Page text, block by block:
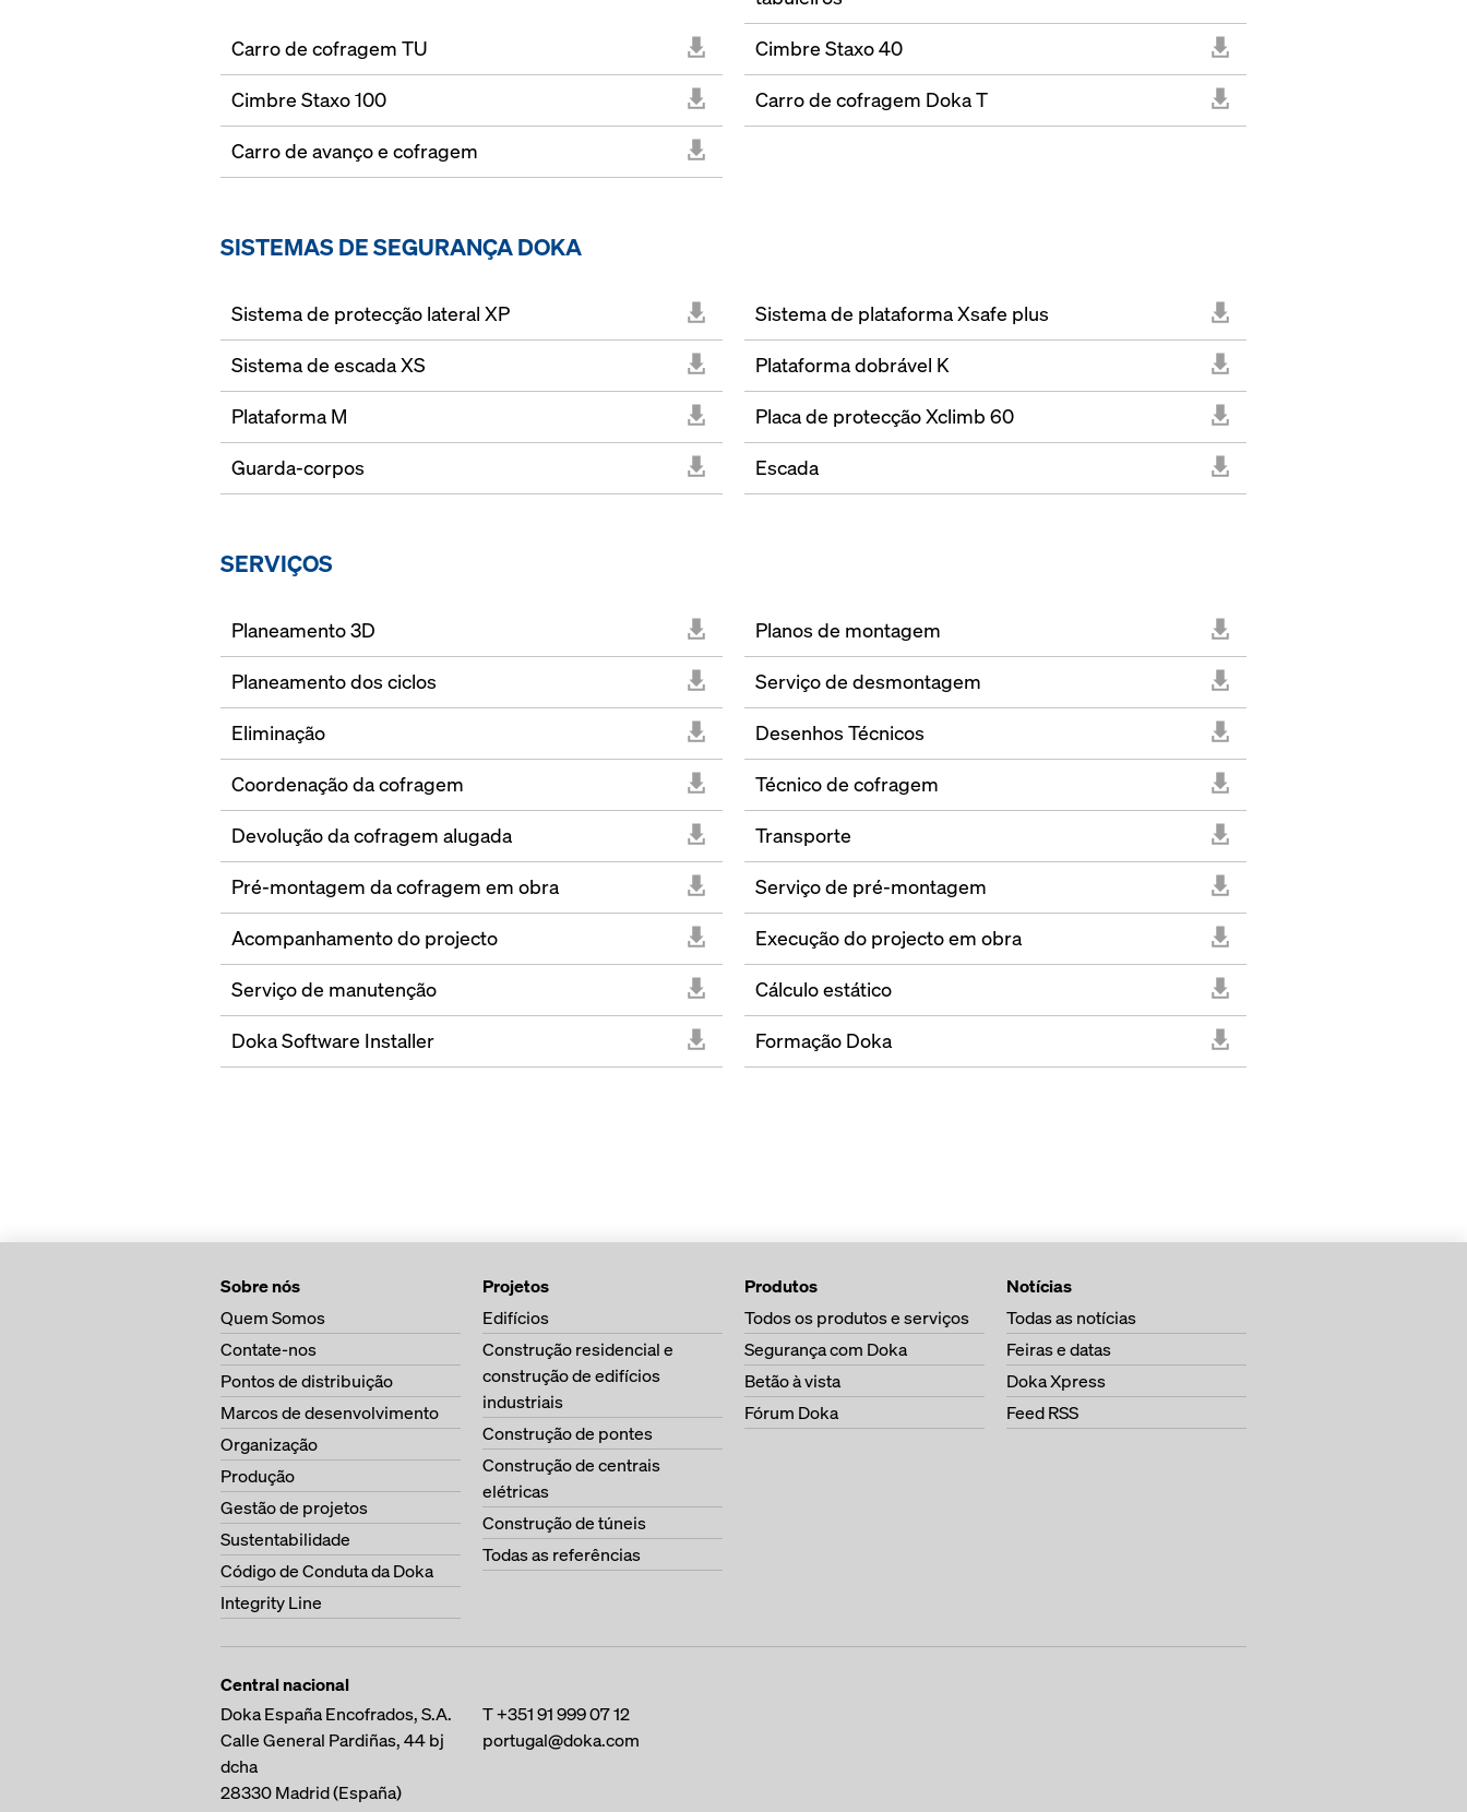
Carro de cofragem TU Cimbre Staxo 40
Cimbre Staxo 100 Carro de cofragem Doka T
Carro de avanço e cofragem
SISTEMAS DE SEGURANÇA DOKA
Sistema de protecção lateral XP Sistema de plataforma Xsafe plus
Sistema de escada XS Plataforma dobrável K
Plataforma M Placa de protecção Xclimb 60
Guarda-corpos Escada
SERVIÇOS
Planeamento 3D Planos de montagem
Planeamento dos ciclos Serviço de desmontagem
Eliminação Desenhos Técnicos
Coordenação da cofragem Técnico de cofragem
Devolução da cofragem alugada Transporte
Pré-montagem da cofragem em obra Serviço de pré-montagem
Acompanhamento do projecto Execução do projecto em obra
Serviço de manutenção Cálculo estático
Doka Software Installer Formação Doka
Sobre nós
Quem Somos
Contate-nos
Pontos de distribuição
Marcos de desenvolvimento
Organização
Produção
Gestão de projetos
Sustentabilidade
Código de Conduta da Doka
Integrity Line
Projetos
Edifícios
Construção residencial e
construção de edifícios
industriais
Construção de pontes
Construção de centrais
elétricas
Construção de túneis
Todas as referências
Produtos
Todos os produtos e serviços
Segurança com Doka
Betão à vista
Fórum Doka
Notícias
Todas as notícias
Feiras e datas
Doka Xpress
Feed RSS
Central nacional
Doka España Encofrados, S.A.
Calle General Pardiñas, 44 bj
dcha
28330Madrid (España)
T+351 91 999 07 12
portugal@doka.com